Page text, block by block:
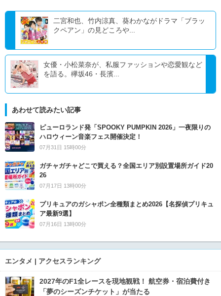
二宮和也、竹内涼真、葵わかながドラマ「ブラッ
クペアン」の見どころや...
女優・小松菜奈が、私服ファッションや恋愛観など
を語る。欅坂46・長濱...
あわせて読みたい記事
ピューロランド発「SPOOKY PUMPKIN 2026」一夜限りの
ハロウィーン音楽フェス開催決定！
07月31日 15時00分
ガチャガチャどこで買える？全国エリア別設置場所ガイド20
26
07月17日 13時00分
プリキュアのガシャポン全種類まとめ2026【名探偵プリキュ
ア最新9選】
07月16日 13時00分
エンタメ | アクセスランキング
2027年のF1全レースを現地観戦！ 航空券・宿泊費付き
「夢のシーズンチケット」が当たる